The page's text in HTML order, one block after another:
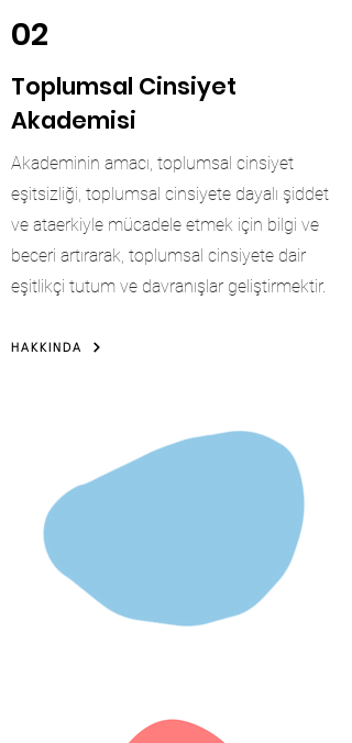
02
Toplumsal Cinsiyet
Akademisi
Akademinin amacı, toplumsal cinsiyet
eşitsizliği, toplumsal cinsiyete dayalı şiddet
ve ataerkiyle mücadele etmek için bilgi ve
beceri artırarak, toplumsal cinsiyete dair
eşitlikçi tutum ve davranışlar geliştirmektir.
HAKKINDA